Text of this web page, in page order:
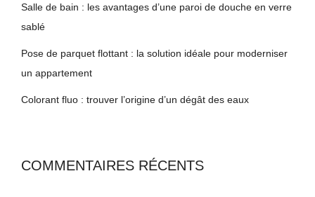
Salle de bain : les avantages d’une paroi de douche en verre
sablé
Pose de parquet flottant : la solution idéale pour moderniser
un appartement
Colorant fluo : trouver l’origine d’un dégât des eaux
COMMENTAIRES RÉCENTS